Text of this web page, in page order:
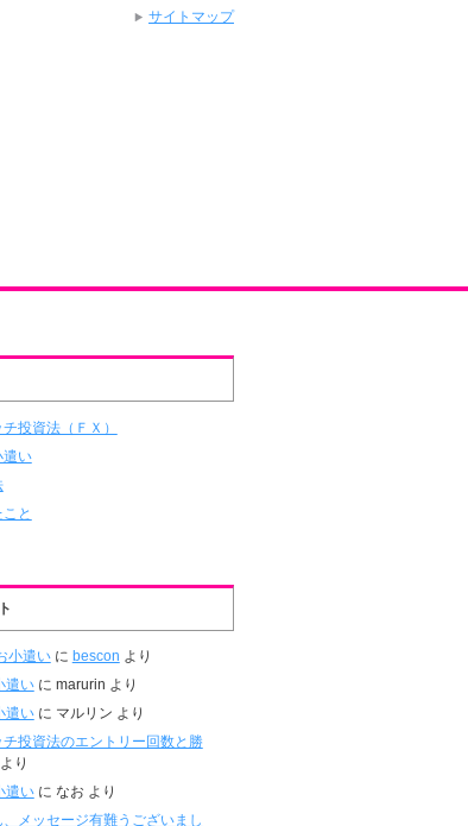
投資法（ＦＸ）
遣い
と
小遣いに bescon より
遣いに marurin より
遣いに マルリン より
チ投資法のエントリー回数と勝
より
遣いに なお より
メッセージ有難うございまし
サイトマップ